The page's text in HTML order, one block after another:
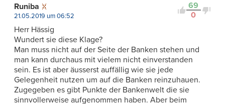
69
0
Runiba
21.05.2019 um 06:52
Herr Hässig
Wundert sie diese Klage?
Man muss nicht auf der Seite der Banken stehen und
man kann durchaus mit vielem nicht einverstanden
sein. Es ist aber äusserst auffällig wie sie jede
Gelegenheit nutzen um auf die Banken reinzuhauen.
Zugegeben es gibt Punkte der Bankenwelt die sie
sinnvollerweise aufgenommen haben. Aber beim